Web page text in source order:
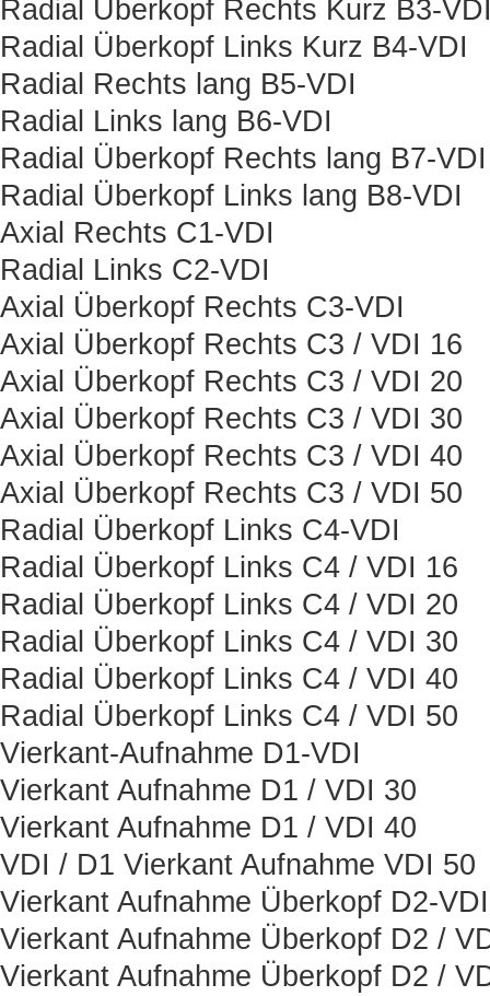
Radial Überkopf Rechts Kurz B3-
Radial Überkopf Links Kurz B4-VDI
Radial Rechts lang B5-VDI
Radial Links lang B6-VDI
Radial Überkopf Rechts lang B7-VDI
Radial Überkopf Links lang B8-VDI
Axial Rechts C1-VDI
Radial Links C2-VDI
Axial Überkopf Rechts C3-VDI
Axial Überkopf Rechts C3 / VDI 16
Axial Überkopf Rechts C3 / VDI 20
Axial Überkopf Rechts C3 / VDI 30
Axial Überkopf Rechts C3 / VDI 40
Axial Überkopf Rechts C3 / VDI 50
Radial Überkopf Links C4-VDI
Radial Überkopf Links C4 / VDI 16
Radial Überkopf Links C4 / VDI 20
Radial Überkopf Links C4 / VDI 30
Radial Überkopf Links C4 / VDI 40
Radial Überkopf Links C4 / VDI 50
Vierkant-Aufnahme D1-VDI
Vierkant Aufnahme D1 / VDI 30
Vierkant Aufnahme D1 / VDI 40
VDI / D1 Vierkant Aufnahme VDI 50
Vierkant Aufnahme Überkopf D2-VDI
Vierkant Aufnahme Überkopf D2 /
Vierkant Aufnahme Überkopf D2 /